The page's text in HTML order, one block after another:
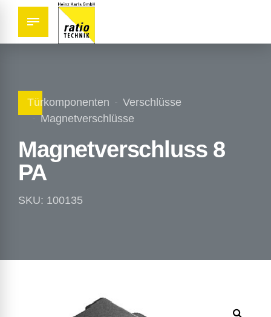
Türkomponenten
Verschlüsse
Magnetverschlüsse
Magnetverschluss 8
PA
SKU: 100135